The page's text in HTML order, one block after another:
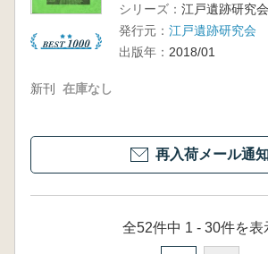
シリーズ： 江戸遺跡研究
発行元： 江戸遺跡研究会
出版年： 2018/01
新刊 在庫なし
再入荷メール通
全52件中 1 - 30件を表